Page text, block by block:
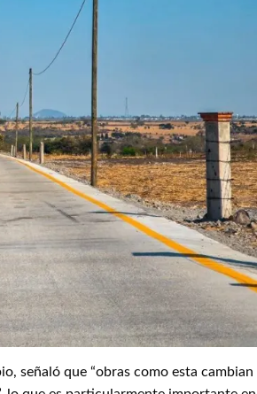
señaló que “obras como esta cambian